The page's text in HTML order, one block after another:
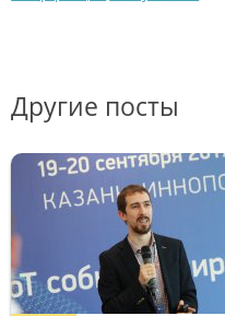
Другие посты